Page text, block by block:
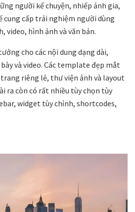
người kể chuyện, nhiếp ảnh gia,
cấp trải nghiệm người dùng
video, hình ảnh và văn bản.
cho các nội dung dạng dài,
và video. Các template đẹp mắt
riêng lẻ, thư viện ảnh và layout
ra còn có rất nhiều tùy chọn tùy
widget tùy chỉnh, shortcodes,